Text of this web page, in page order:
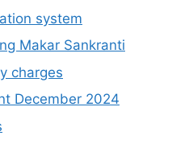
system
Makar Sankranti
charges
December 2024